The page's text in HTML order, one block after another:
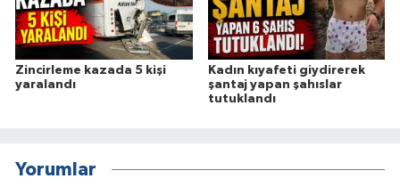
Zincirleme kazada 5 kişi
yaralandı
Kadın kıyafeti giydirerek
şantaj yapan şahıslar
tutuklandı
Yorumlar